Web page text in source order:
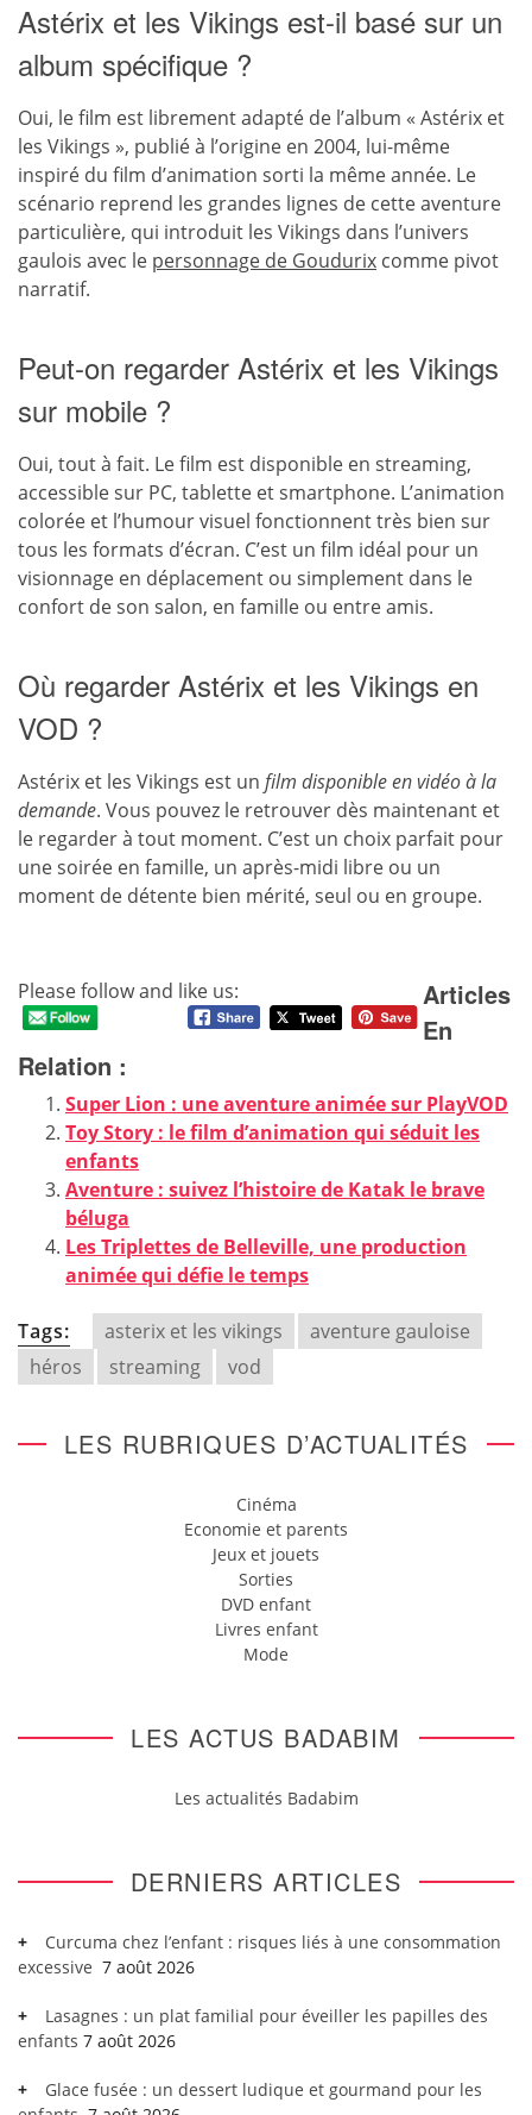
Astérix et les Vikings est-il basé sur un
album spécifique ?
Oui, le film est librement adapté de l’album « Astérix et
les Vikings », publié à l’origine en 2004, lui-même
inspiré du film d’animation sorti la même année. Le
scénario reprend les grandes lignes de cette aventure
particulière, qui introduit les Vikings dans l’univers
gaulois avec le personnage de Goudurix comme pivot
narratif.
Peut-on regarder Astérix et les Vikings
sur mobile ?
Oui, tout à fait. Le film est disponible en streaming,
accessible sur PC, tablette et smartphone. L’animation
colorée et l’humour visuel fonctionnent très bien sur
tous les formats d’écran. C’est un film idéal pour un
visionnage en déplacement ou simplement dans le
confort de son salon, en famille ou entre amis.
Où regarder Astérix et les Vikings en
VOD ?
Astérix et les Vikings est un film disponible en vidéo à la
demande. Vous pouvez le retrouver dès maintenant et
le regarder à tout moment. C’est un choix parfait pour
une soirée en famille, un après-midi libre ou un
moment de détente bien mérité, seul ou en groupe.
Please follow and like us:
Articles
En
Relation :
Super Lion : une aventure animée sur PlayVOD
Toy Story : le film d’animation qui séduit les
enfants
Aventure : suivez l’histoire de Katak le brave
béluga
Les Triplettes de Belleville, une production
animée qui défie le temps
Tags: asterix et les vikings
aventure gauloise
héros
streaming vod
LES RUBRIQUES D’ACTUALITÉS
Cinéma
Economie et parents
Jeux et jouets
Sorties
DVD enfant
Livres enfant
Mode
LES ACTUS BADABIM
Les actualités Badabim
DERNIERS ARTICLES
Curcuma chez l’enfant : risques liés à une consommation
excessive 7 août 2026
Lasagnes : un plat familial pour éveiller les papilles des
enfants 7 août 2026
Glace fusée : un dessert ludique et gourmand pour les